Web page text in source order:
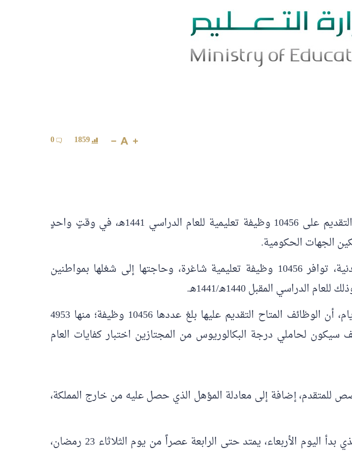
1859
0
عند الساعة العاشرة من صباح الأربعاء الموافق 1440/9/17 ، بدأ التقديم على 10456 وظيفة تعليمية للعام الدراسي 1441هـ، في وقتٍ واحدٍ
الجهات الحكومية.
وكانت وزارة التعليم قد أعلنت بالتنسيق مع وزارة الخدمة المدنية، توافر 10456 وظيفة تعليمية شاغرة، وحاجتها إلى شغلها بمواطنين
المقبل 1440هـ/1441هـ.
وأوضح المتحدث الرسمي لوزارة التعليم مبارك العصيمي؛ قبل أيام، أن الوظائف المتاح التقديم عليها بلغ عددها 10456 وظيفة؛ منها 4953
هذه الوظائف سيكون لحاملي درجة البكالوريوس من المجتازين اختبار كفايات العام
للمتقدم، إضافة إلى معادلة المؤهل الذي حصل عليه من خارج المملكة،
وأشار العصيمي؛ إلى أن التقديم على الوظائف للرجال والنساء، الذي بدأ اليوم الأربعاء، يمتد حتى الرابعة عصراً من يوم الثلاثاء 23 رمضان،